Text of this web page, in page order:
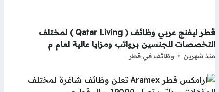
قطر ليفنج عربي وظائف ( Qatar Living ) لمختلف
للجنسين برواتب ومزايا عالية لعام م
شهرين وظائف في قطر